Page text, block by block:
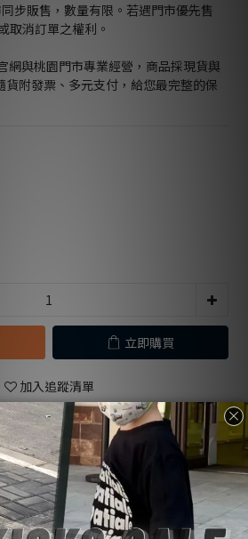
步販售，數量有限。若遇門市優先售
取消訂單之權利。
與桃園門市專業經營，商品採現貨與
貨附發票、多元支付，給您最完整的保
立即購買
加入追蹤清單
貨及付款
方式
顧客評價